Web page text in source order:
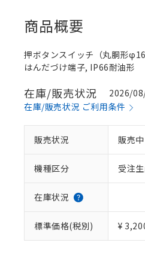
商品概要
押ボタンスイッチ（丸胴形
はんだづけ端子, IP66耐油形
在庫/販売状況
2026/
在庫/販売状況 ご利用条件
販売状況 販売中
機種区分 受注
在庫状況
標準価格(税別) ¥